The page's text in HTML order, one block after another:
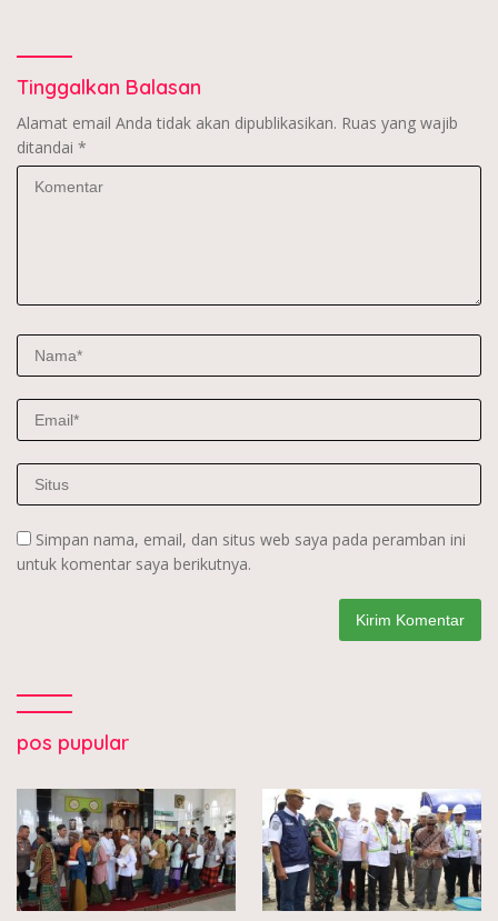
Tinggalkan Balasan
Alamat email Anda tidak akan dipublikasikan. Ruas yang wajib
ditandai *
Simpan nama, email, dan situs web saya pada peramban ini
untuk komentar saya berikutnya.
pos pupular